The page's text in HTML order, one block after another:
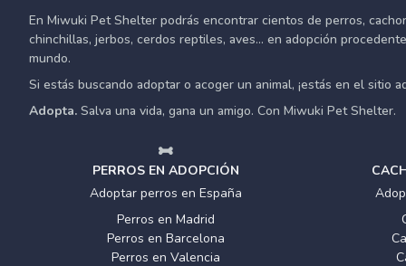
En Miwuki Pet Shelter podrás encontrar cientos de perros,
chinchillas, jerbos, cerdos reptiles, aves... en adopción
mundo.
Si estás buscando adoptar o acoger un animal, ¡estás en el sitio
Adopta. Salva una vida, gana un amigo. Con Miwuki Pet Shelter.
PERROS EN ADOPCIÓN
Adoptar perros en España
Perros en Madrid
Perros en Barcelona
Perros en Valencia